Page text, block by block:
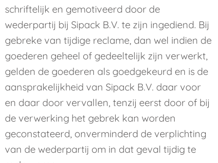
schriftelijk en gemotiveerd door de
wederpartij bij Sipack B.V. te zijn ingediend. Bij
gebreke van tijdige reclame, dan wel indien de
goederen geheel of gedeeltelijk zijn verwerkt,
gelden de goederen als goedgekeurd en is de
aansprakelijkheid van Sipack B.V. daar voor
en daar door vervallen, tenzij eerst door of bij
de verwerking het gebrek kan worden
geconstateerd, onverminderd de verplichting
van de wederpartij om in dat geval tijdig te